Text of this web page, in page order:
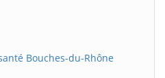
Bouches-du-Rhône